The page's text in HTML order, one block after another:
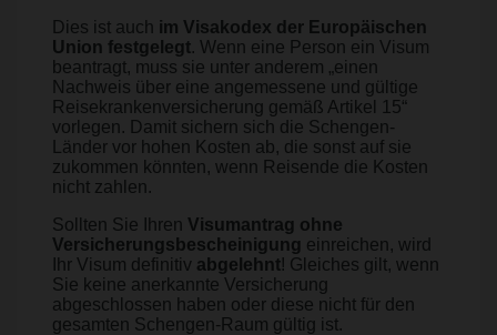
Dies ist auch im Visakodex der Europäischen
Union festgelegt. Wenn eine Person ein Visum
beantragt, muss sie unter anderem „einen
Nachweis über eine angemessene und gültige
Reisekrankenversicherung gemäß Artikel 15“
vorlegen. Damit sichern sich die Schengen-
Länder vor hohen Kosten ab, die sonst auf sie
zukommen könnten, wenn Reisende die Kosten
nicht zahlen.
Sollten Sie Ihren Visumantrag ohne
Versicherungsbescheinigung einreichen, wird
Ihr Visum definitiv abgelehnt! Gleiches gilt, wenn
Sie keine anerkannte Versicherung
abgeschlossen haben oder diese nicht für den
gesamten Schengen-Raum gültig ist.